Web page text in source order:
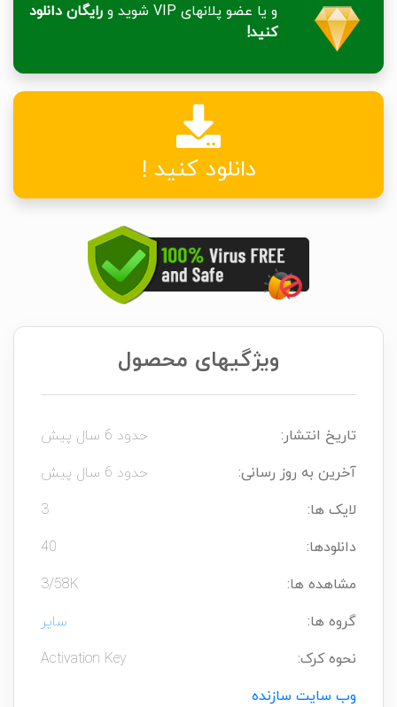
و یا عضو پلانهای VIP شوید و
رایگان دانلود
کنید!
دانلود کنید !
ویژگیهای محصول
تاریخ انتشار:
حدود 6 سال پیش
آخرین به روز رسانی:
حدود 6 سال پیش
لایک ها:
3
دانلودها:
40
مشاهده ها:
3/58K
گروه ها:
سایر
نحوه کرک:
Activation Key
وب سایت سازنده